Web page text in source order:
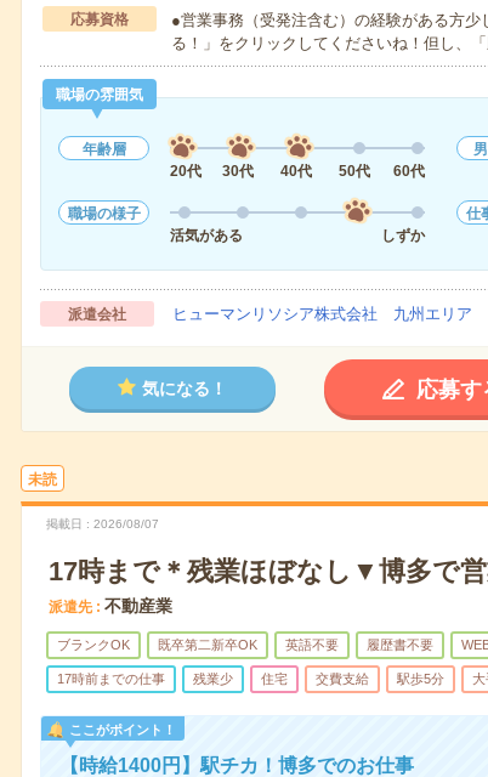
応募資格
●営業事務（受発注含む）の経験がある方
る！」をクリックしてくださいね！但し、
職場の雰囲気
年齢層
20代
30代 40代 50代 60代
職場の様子
活気がある
しずか
仕
派遣会社 ヒューマンリソシア株式会社 九州エリア
気になる！ 応募す
未読
掲載日 2026/08/07
17時まで＊残業ほぼなし▼博多で
派遣先 不動産業
ブランクOK 既卒第二新卒OK 英語不要 履歴書不要
17時前までの仕事 残業少 住宅 交費支給 駅歩5分 大
ここがポイント！
【時給1400円】駅チカ！博多でのお仕事